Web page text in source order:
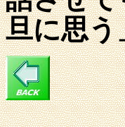
旦に思